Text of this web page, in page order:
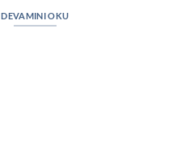
DEVAMINI OKU